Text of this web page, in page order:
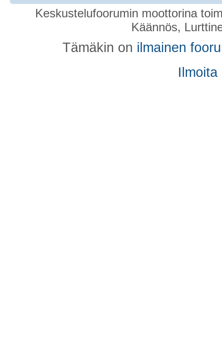
Keskustelufoorumin moottorina
Käännös,
Tämäkin on ilmainen